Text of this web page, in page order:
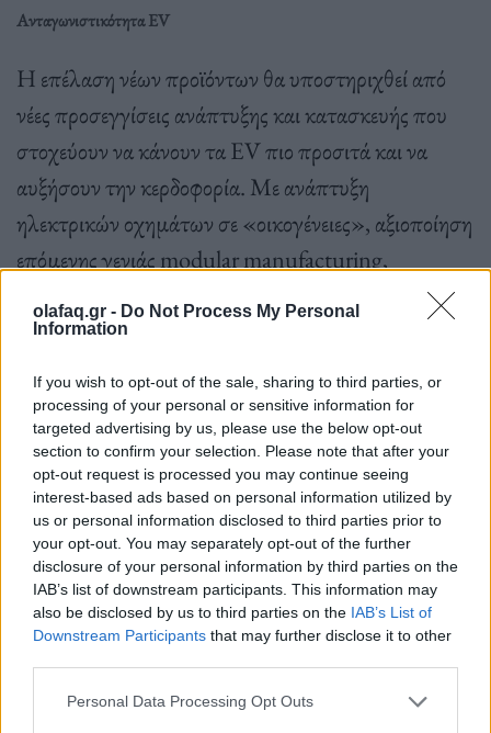
olafaq.gr - Do Not Process My Personal
Information
If you wish to opt-out of the sale, sharing to third parties, or
processing of your personal or sensitive information for
targeted advertising by us, please use the below opt-out
section to confirm your selection. Please note that after your
opt-out request is processed you may continue seeing
interest-based ads based on personal information utilized by
us or personal information disclosed to third parties prior to
your opt-out. You may separately opt-out of the further
disclosure of your personal information by third parties on the
IAB’s list of downstream participants. This information may
also be disclosed by us to third parties on the IAB’s List of
Downstream Participants that may further disclose it to other
Personal Data Processing Opt Outs
Ανταγωνιστικότητα EV
Η επέλαση νέων προϊόντων θα υποστηριχθεί από
νέες προσεγγίσεις ανάπτυξης και κατασκευής που
στοχεύουν να κάνουν τα EV πιο προσιτά και να
αυξήσουν την κερδοφορία. Με ανάπτυξη
ηλεκτρικών οχημάτων σε «οικογένειες», αξιοποίηση
επόμενης γενιάς modular manufacturing,
ομαδοποιημένων προμηθειών, καθώς και
καινοτομίες στον τομέα των μπαταριών, η Nissan
στοχεύει να μειώσει το κόστος των EV επόμενης
γενιάς κατά 30% (σε σύγκριση με το τρέχον
crossover Ariya) και να επιτύχει ισοτιμία κόστους
μεταξύ EV και μοντέλων ICE έως το οικονομικό
έτος 2030.
Μόνο στον τομέα της ανάπτυξης σε «οικογένειες»,
το κόστος των επόμενων οχημάτων – εκείνων που
αναπτύχθηκαν με βάση το κύριο όχημα της
οικογένειας – μπορεί να μειωθεί κατά 50%, η